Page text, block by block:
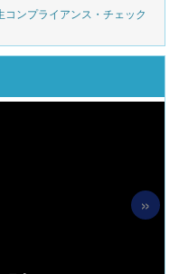
ンプライアンス・チェック
»